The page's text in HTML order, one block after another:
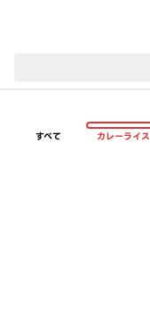
すべて カレーライス